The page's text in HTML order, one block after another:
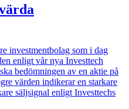
investmentbolag som i dag
enligt vår nya Investtech
bedömningen av en aktie på
värden indikerar en starkare
säljsignal enligt Investtechs